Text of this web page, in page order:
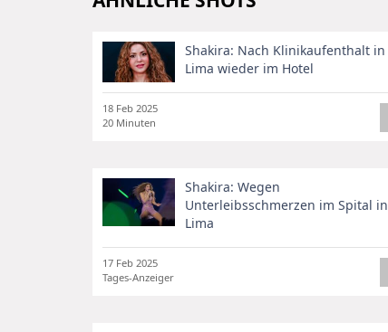
Shakira: Nach Klinikaufenthalt in
Lima wieder im Hotel
18 Feb 2025
20 Minuten
Shakira: Wegen
Unterleibsschmerzen im Spital in
Lima
17 Feb 2025
Tages-Anzeiger